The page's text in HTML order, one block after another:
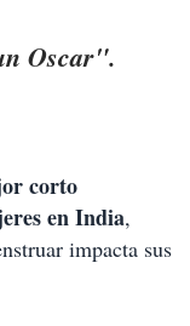
Oscar".
corto
en India,
impacta sus